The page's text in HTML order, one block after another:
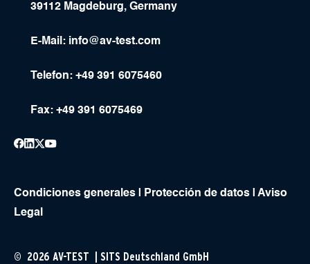
39112 Magdeburg, Germany
E-Mail: info@av-test.com
Telefon: +49 391 6075460
Fax: +49 391 6075469
Condiciones generales Protección de datos
Aviso
Legal
© 2026 AV-TEST | SITS Deutschland GmbH